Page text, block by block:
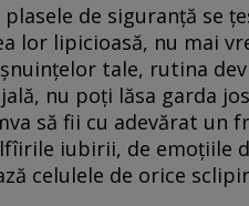
de siguranță se
lor lipicioasă, nu mai
tale, rutina
nu poți lăsa garda
să fii cu adevărat un
iubirii, de emoțiile
celulele de orice